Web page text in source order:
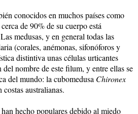
conocidos en muchos países como
de 90% de su cuerpo está
medusas, y en general todas las
(corales, anémonas, sifonóforos y
distintiva unas células urticantes
nombre de este filum, y entre ellas se
del mundo: la cubomedusa Chironex
australianas.
hecho populares debido al miedo